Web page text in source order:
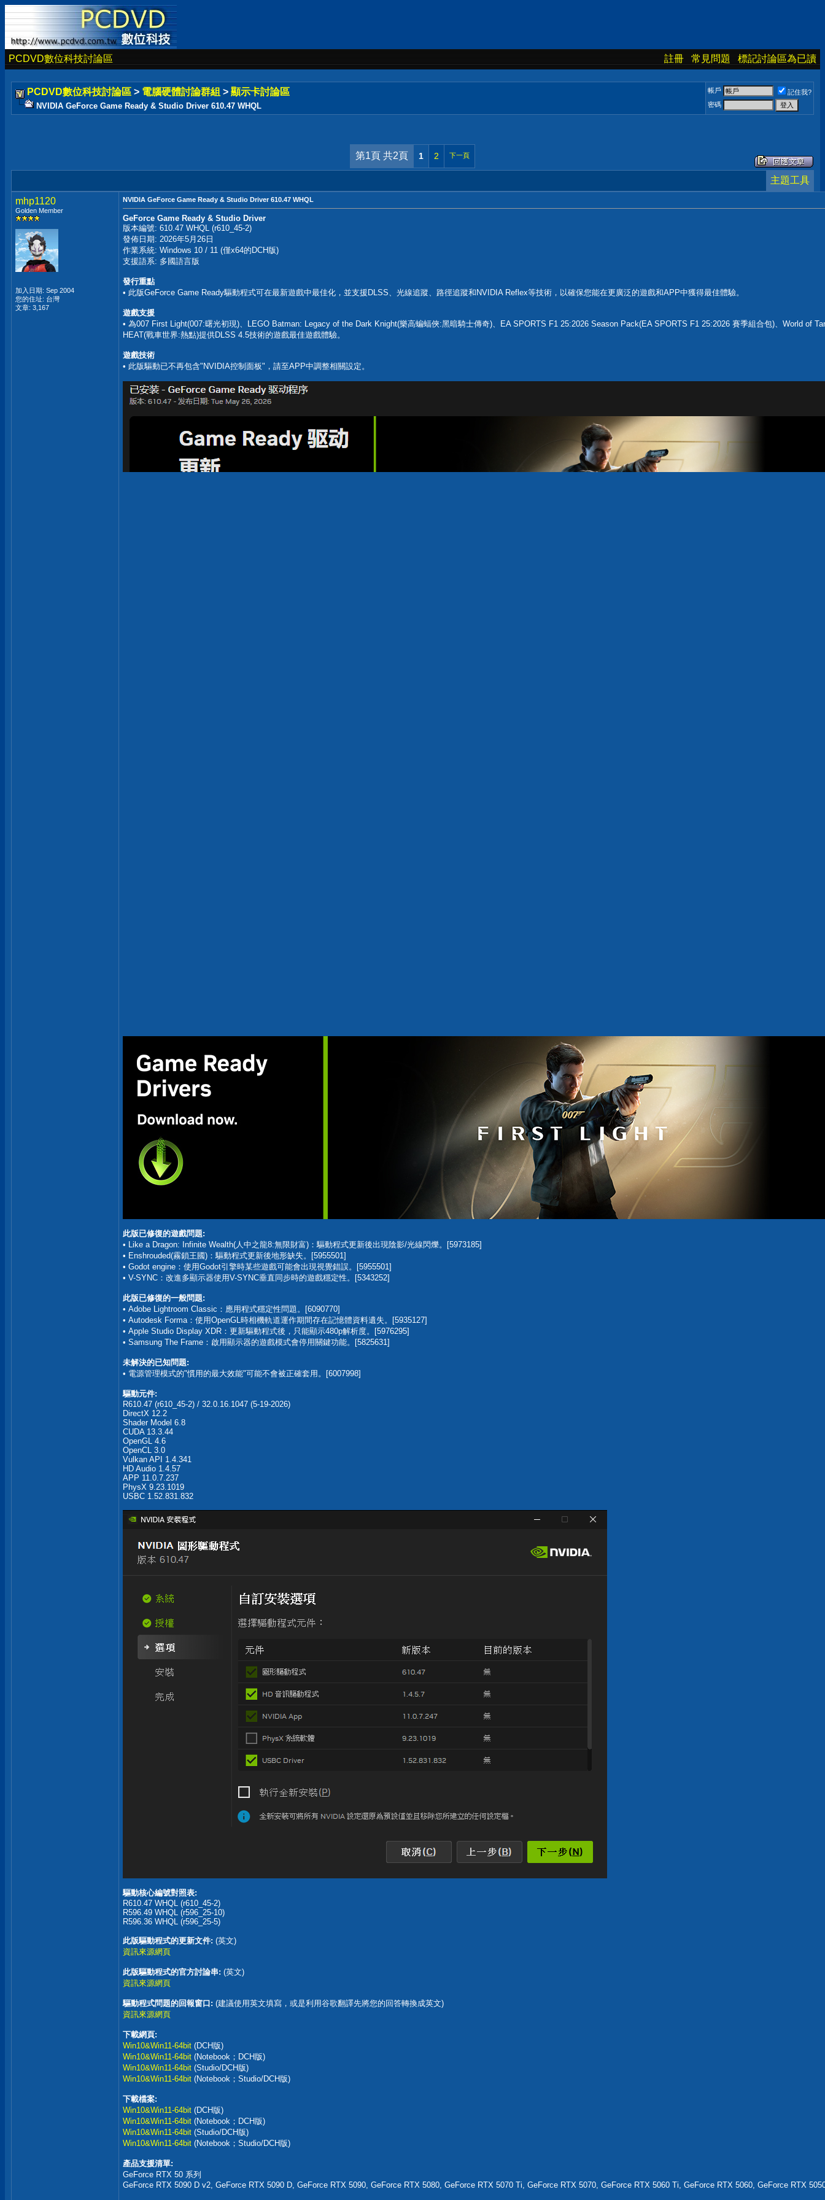
PCDVD數位科技討論區 註冊 常見問題 標記討論區為已讀
PCDVD數位科技討論區 > 電腦硬體討論群組 > 顯示卡討論區
NVIDIA GeForce Game Ready & Studio Driver 610.47 WHQL
帳戶
記住我?
密碼
第1頁 共2頁 1 2 下一頁
主題工具
mhp1120
Golden Member
加入日期: Sep 2004
您的住址: 台灣
文章: 3,167
NVIDIA GeForce Game Ready & Studio Driver 610.47 WHQL
GeForce Game Ready & Studio Driver
版本編號: 610.47 WHQL (r610_45-2)
發佈日期: 2026年5月26日
作業系統: Windows 10 / 11 (僅x64的DCH版)
支援語系: 多國語言版
發行重點
• 此版GeForce Game Ready驅動程式可在最新遊戲中最佳化，並支援DLSS、光線追蹤、路徑追蹤和NVIDIA Reflex等技術，以確保您能在更廣泛的遊戲和APP中獲得最佳體驗。
遊戲支援
• 為007 First Light(007:曙光初現)、LEGO Batman: Legacy of the Dark Knight(樂高蝙蝠俠:黑暗騎士傳奇)、EA SPORTS F1 25:2026 Season Pack(EA SPORTS F1 25:2026 賽季組合包)、World of
HEAT(戰車世界:熱點)提供DLSS 4.5技術的遊戲最佳遊戲體驗。
遊戲技術
• 此版驅動已不再包含"NVIDIA控制面板"，請至APP中調整相關設定。
此版已修復的遊戲問題:
• Like a Dragon: Infinite Wealth(人中之龍8:無限財富)：驅動程式更新後出現陰影/光線閃爍。[5973185]
• Enshrouded(霧鎖王國)：驅動程式更新後地形缺失。[5955501]
• Godot engine：使用Godot引擎時某些遊戲可能會出現視覺錯誤。[5955501]
• V-SYNC：改進多顯示器使用V-SYNC垂直同步時的遊戲穩定性。[5343252]
此版已修復的一般問題:
• Adobe Lightroom Classic：應用程式穩定性問題。[6090770]
• Autodesk Forma：使用OpenGL時相機軌道運作期間存在記憶體資料遺失。[5935127]
• Apple Studio Display XDR：更新驅動程式後，只能顯示480p解析度。[5976295]
• Samsung The Frame：啟用顯示器的遊戲模式會停用關鍵功能。[5825631]
未解決的已知問題:
• 電源管理模式的"慣用的最大效能"可能不會被正確套用。[6007998]
驅動元件:
R610.47 (r610_45-2) / 32.0.16.1047 (5-19-2026)
DirectX 12.2
Shader Model 6.8
CUDA 13.3.44
OpenGL 4.6
OpenCL 3.0
Vulkan API 1.4.341
HD Audio 1.4.57
APP 11.0.7.237
PhysX 9.23.1019
USBC 1.52.831.832
驅動核心編號對照表:
R610.47 WHQL (r610_45-2)
R596.49 WHQL (r596_25-10)
R596.36 WHQL (r596_25-5)
此版驅動程式的更新文件: (英文)
資訊來源網頁
此版驅動程式的官方討論串: (英文)
資訊來源網頁
驅動程式問題的回報窗口: (建議使用英文填寫，或是利用谷歌翻譯先將您的回答轉換成英文)
資訊來源網頁
下載網頁:
Win10&Win11-64bit (DCH版)
Win10&Win11-64bit (Notebook；DCH版)
Win10&Win11-64bit (Studio/DCH版)
Win10&Win11-64bit (Notebook；Studio/DCH版)
下載檔案:
Win10&Win11-64bit (DCH版)
Win10&Win11-64bit (Notebook；DCH版)
Win10&Win11-64bit (Studio/DCH版)
Win10&Win11-64bit (Notebook；Studio/DCH版)
產品支援清單:
GeForce RTX 50 系列
GeForce RTX 5090 D v2, GeForce RTX 5090 D, GeForce RTX 5090, GeForce RTX 5080, GeForce RTX 5070 Ti, GeForce RTX 5070, GeForce RTX 5060 Ti, GeForce RTX 5060, GeForce RTX